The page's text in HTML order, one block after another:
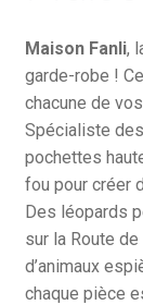
Maison Fanli,
garde-robe !
chacune de
Spécialiste
pochettes
fou pour créer
Des léopards
sur la Route
d’animaux
chaque pièce